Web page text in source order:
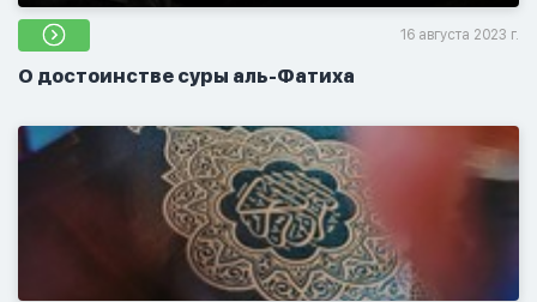
16 августа 2023 г.
О достоинстве суры аль-Фатиха